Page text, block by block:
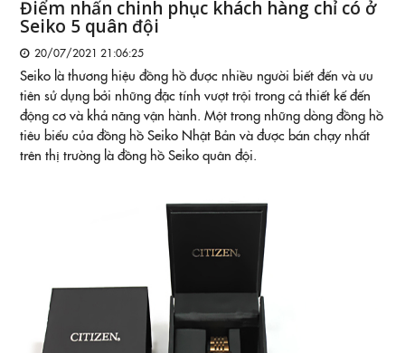
Điểm nhấn chinh phục khách hàng chỉ có ở
Seiko 5 quân đội
20/07/2021 21:06:25
Seiko là thương hiệu đồng hồ được nhiều người biết đến và ưu
tiên sử dụng bởi những đặc tính vượt trội trong cả thiết kế đến
động cơ và khả năng vận hành. Một trong những dòng đồng hồ
tiêu biểu của đồng hồ Seiko Nhật Bản và được bán chạy nhất
trên thị trường là đồng hồ Seiko quân đội.